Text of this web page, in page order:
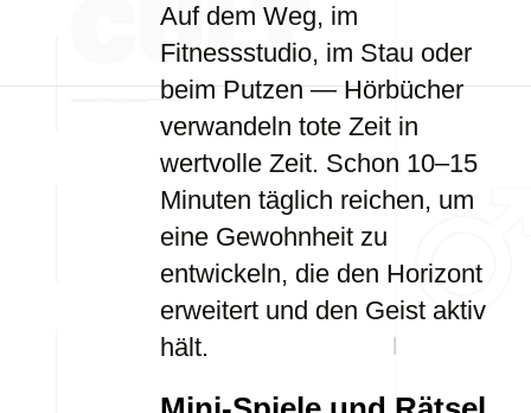
Auf dem Weg, im
Fitnessstudio, im Stau oder
beim Putzen — Hörbücher
verwandeln tote Zeit in
wertvolle Zeit. Schon 10–15
Minuten täglich reichen, um
eine Gewohnheit zu
entwickeln, die den Horizont
erweitert und den Geist aktiv
hält.